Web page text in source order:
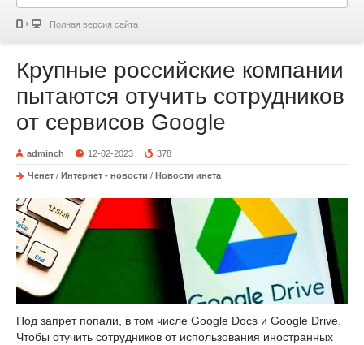
Полная версия сайта
Крупные российские компании
пытаются отучить сотрудников
от сервисов Google
adminch 12-02-2023 378
Ченет / Интернет - новости / Новости инета
Под запрет попали, в том числе Google Docs и Google Drive.
Чтобы отучить сотрудников от использования иностранных